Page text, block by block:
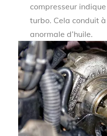
compresseur
turbo. Cela conduit
anormale d’huile.